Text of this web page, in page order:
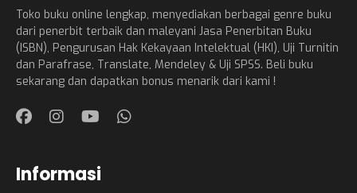
Toko buku online lengkap, menyediakan berbagai genre buku
dari penerbit terbaik dan maleyani Jasa Penerbitan Buku
(ISBN), Pengurusan Hak Kekayaan Intelektual (HKI), Uji Turnitin
dan Parafrase, Translate, Mendeley & Uji SPSS. Beli buku
sekarang dan dapatkan bonus menarik dari kami !
Informasi